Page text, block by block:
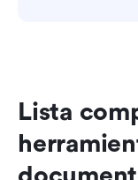
Lista